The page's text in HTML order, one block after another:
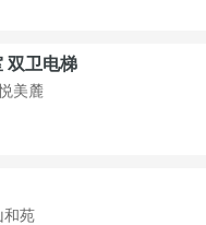
双卫电梯
美麓
和苑